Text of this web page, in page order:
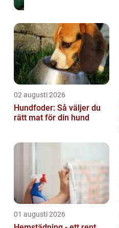
02 augusti 2026
Hundfoder: Så väljer du
rätt mat för din hund
01 augusti 2026